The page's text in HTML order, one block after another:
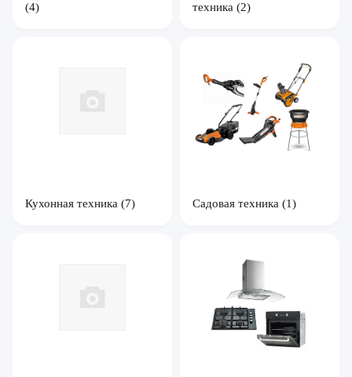
(4)
техника (2)
Кухонная техника (7) Садовая техника (1)